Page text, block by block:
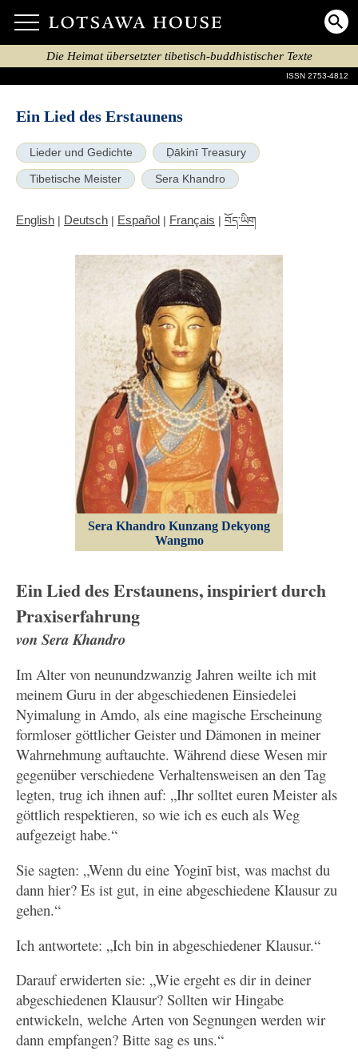
Die Heimat übersetzter tibetisch-buddhistischer Texte
ISSN 2753-4812
Ein Lied des Erstaunens
Lieder und Gedichte Ḍākinī Treasury
Tibetische Meister Sera Khandro
English | Deutsch | Español | Français | བོད་ཡིག
Sera Khandro Kunzang Dekyong
Wangmo
Ein Lied des Erstaunens, inspiriert durch
Praxiserfahrung
von Sera Khandro
Im Alter von neunundzwanzig Jahren weilte ich mit
meinem Guru in der abgeschiedenen Einsiedelei
Nyimalung in Amdo, als eine magische Erscheinung
formloser göttlicher Geister und Dämonen in meiner
Wahrnehmung auftauchte. Während diese Wesen mir
gegenüber verschiedene Verhaltensweisen an den Tag
legten, trug ich ihnen auf: „Ihr solltet euren Meister als
göttlich respektieren, so wie ich es euch als Weg
aufgezeigt habe.“
Sie sagten: „Wenn du eine Yoginī bist, was machst du
dann hier? Es ist gut, in eine abgeschiedene Klausur zu
gehen.“
Ich antwortete: „Ich bin in abgeschiedener Klausur.“
Darauf erwiderten sie: „Wie ergeht es dir in deiner
abgeschiedenen Klausur? Sollten wir Hingabe
entwickeln, welche Arten von Segnungen werden wir
dann empfangen? Bitte sag es uns.“